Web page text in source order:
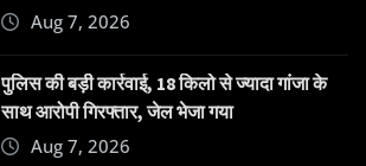
Aug 7, 2026
पुलिस की बड़ी कार्रवाई, 18 किलो से ज्यादा गांजा के
साथ आरोपी गिरफ्तार, जेल भेजा गया
Aug 7, 2026